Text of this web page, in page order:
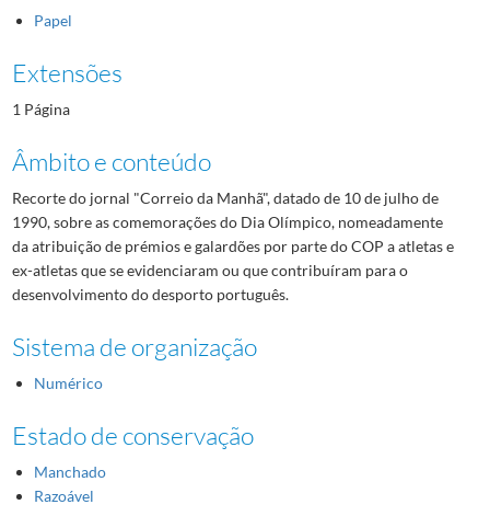
Papel
Extensões
1 Página
Âmbito e conteúdo
Recorte do jornal "Correio da Manhã", datado de 10 de julho de
1990, sobre as comemorações do Dia Olímpico, nomeadamente
da atribuição de prémios e galardões por parte do COP a atletas e
ex-atletas que se evidenciaram ou que contribuíram para o
desenvolvimento do desporto português.
Sistema de organização
Numérico
Estado de conservação
Manchado
Razoável